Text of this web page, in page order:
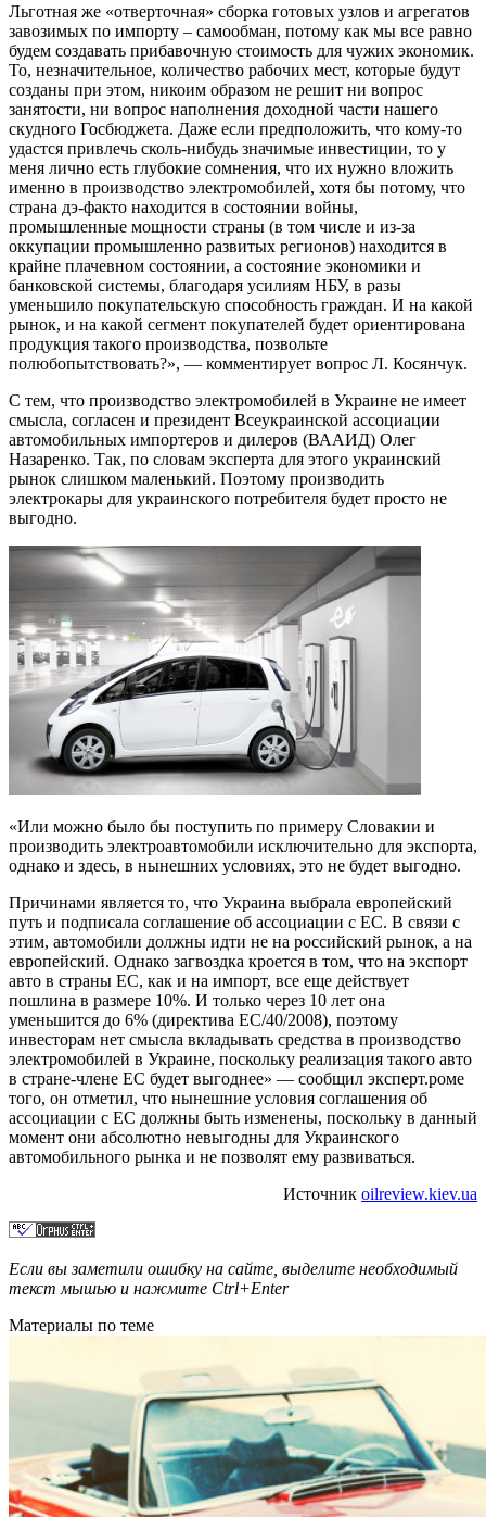
Льготная же «отверточная» сборка готовых узлов и агрегатов
завозимых по импорту – самообман, потому как мы все равно
будем создавать прибавочную стоимость для чужих экономик.
То, незначительное, количество рабочих мест, которые будут
созданы при этом, никоим образом не решит ни вопрос
занятости, ни вопрос наполнения доходной части нашего
скудного Госбюджета. Даже если предположить, что кому-то
удастся привлечь сколь-нибудь значимые инвестиции, то у
меня лично есть глубокие сомнения, что их нужно вложить
именно в производство электромобилей, хотя бы потому, что
страна дэ-факто находится в состоянии войны,
промышленные мощности страны (в том числе и из-за
оккупации промышленно развитых регионов) находится в
крайне плачевном состоянии, а состояние экономики и
банковской системы, благодаря усилиям НБУ, в разы
уменьшило покупательскую способность граждан. И на какой
рынок, и на какой сегмент покупателей будет ориентирована
продукция такого производства, позвольте
полюбопытствовать?», — комментирует вопрос Л. Косянчук.
С тем, что производство электромобилей в Украине не имеет
смысла, согласен и президент Всеукраинской ассоциации
автомобильных импортеров и дилеров (ВААИД) Олег
Назаренко. Так, по словам эксперта для этого украинский
рынок слишком маленький. Поэтому производить
электрокары для украинского потребителя будет просто не
выгодно.
«Или можно было бы поступить по примеру Словакии и
производить электроавтомобили исключительно для экспорта,
однако и здесь, в нынешних условиях, это не будет выгодно.
Причинами является то, что Украина выбрала европейский
путь и подписала соглашение об ассоциации с ЕС. В связи с
этим, автомобили должны идти не на российский рынок, а на
европейский. Однако загвоздка кроется в том, что на экспорт
авто в страны ЕС, как и на импорт, все еще действует
пошлина в размере 10%. И только через 10 лет она
уменьшится до 6% (директива ЕС/40/2008), поэтому
инвесторам нет смысла вкладывать средства в производство
электромобилей в Украине, поскольку реализация такого авто
в стране-члене ЕС будет выгоднее» — сообщил эксперт.роме
того, он отметил, что нынешние условия соглашения об
ассоциации с ЕС должны быть изменены, поскольку в данный
момент они абсолютно невыгодны для Украинского
автомобильного рынка и не позволят ему развиваться.
Источник oilreview.kiev.ua
Если вы заметили ошибку на сайте, выделите необходимый
текст мышью и нажмите Ctrl+Enter
Материалы по теме